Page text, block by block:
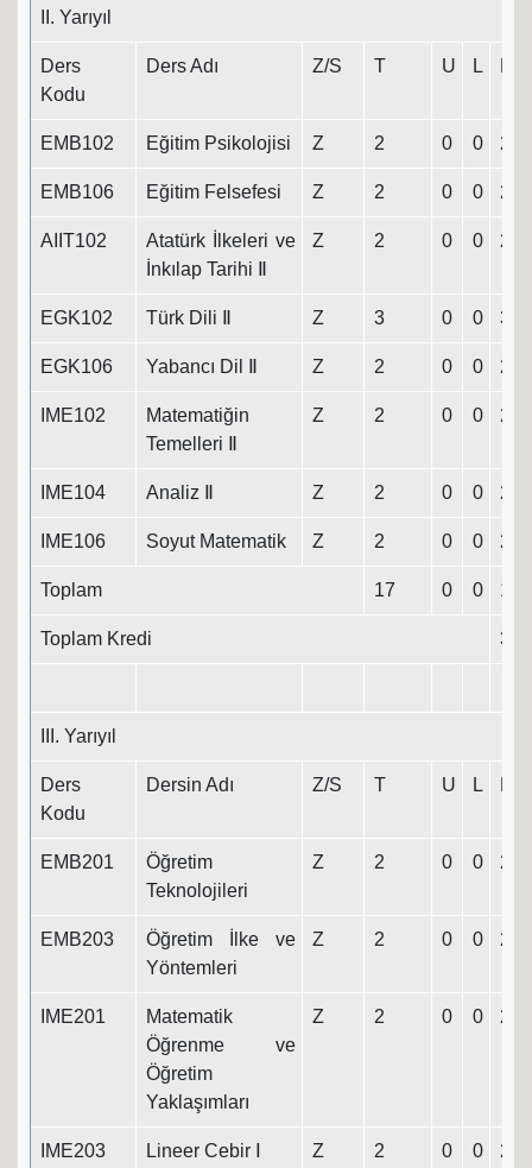
II. Yarıyıl
Ders
Kodu
Ders Adı Z/S T U L
EMB102 Eğitim Psikolojisi Z 2 0 0 2
EMB106 Eğitim Felsefesi Z 2 0 0 2
AIIT102
Atatürk İlkeleri ve
İnkılap Tarihi Ⅱ
Z 2 0 0 2
EGK102 Türk Dili Ⅱ Z 3 0 0 3
EGK106 Yabancı Dil Ⅱ Z 2 0 0 2
IME102
Matematiğin
Temelleri Ⅱ
Z 2 0 0 2
IME104 Analiz Ⅱ Z 2 0 0 2
IME106 Soyut Matematik Z 2 0 0 2
Toplam 17 0 0 17
Toplam Kredi 37
III. Yarıyıl
Ders
Kodu
Dersin Adı Z/S T U L
EMB201
Öğretim
Teknolojileri
Z 2 0 0 2
EMB203
Öğretim İlke ve
Yöntemleri
Z 2 0 0 2
IME201
Matematik
Öğrenme ve
Öğretim
Yaklaşımları
Z 2 0 0 2
IME203 Lineer Cebir Ⅰ Z 2 0 0 2